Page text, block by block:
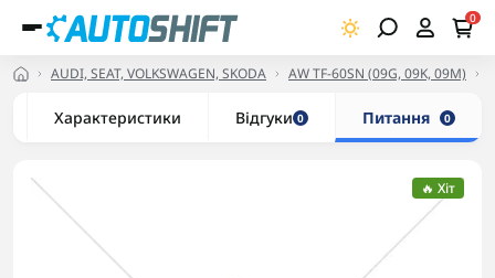
0
AUDI, SEAT, VOLKSWAGEN, SKODA AW TF-60SN (09G, 09K, 09M)
Характеристики Відгуки 0 Питання 0
🔥 Хіт